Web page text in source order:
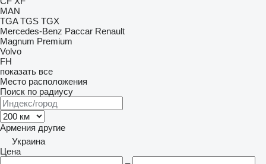
MAN
TGA TGS TGX
Mercedes-Benz Paccar Renault
Magnum Premium
Volvo
FH
показать все
Место расположения
Поиск по радиусу
Армения другие
Украина
Цена